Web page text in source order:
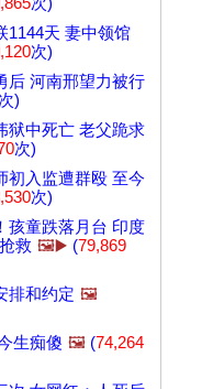
1144天 妻中领馆
次)
后 河南邢望力被行
次)
狱中死亡 老父跪求
次)
初入监遭群殴 至今
次)
孩童跌落月台 印度
救 🖼️▶️ (79,869
排和约定 🖼️
生痴傻 🖼️ (74,264